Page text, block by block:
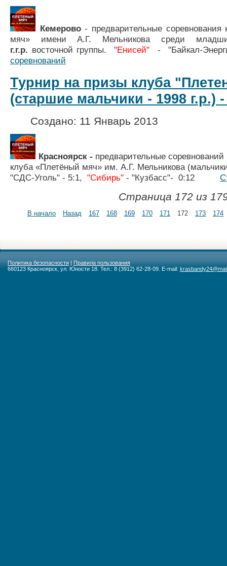
Кемерово- предварительные
мяч» имени А.Г. Мельникова среди
г.г.р. восточной группы."Енисей" - "Байкал-
соревнований
Турнир на призы клуба
(старшие мальчики - 1998 г.р.) -
Создано: 11 Январь 2013
Красноярск - предварительные
клуба «Плетёный мяч» им. А.Г. Мельникова
"СДС-Уголь" - 5:1, "Сибирь" - "Кузбасс"- 0:12
Страница 172 из
В начало Назад 167 168 169 170 171 172 173 174
Политика безопасности|Правила пользования
660123 Красноярск, ул. Юности 18. Тел.: 8 (3912) 62-28-09. E-mail: